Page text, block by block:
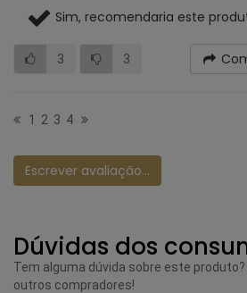
Sim, recomendaria este
3 3
1 2 3 4
Escrever avaliação...
Dúvidas dos
Tem alguma dúvida sobre este
outros compradores!